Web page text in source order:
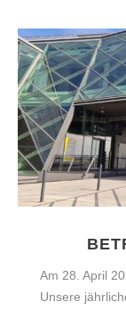
Am 28. April
Unsere